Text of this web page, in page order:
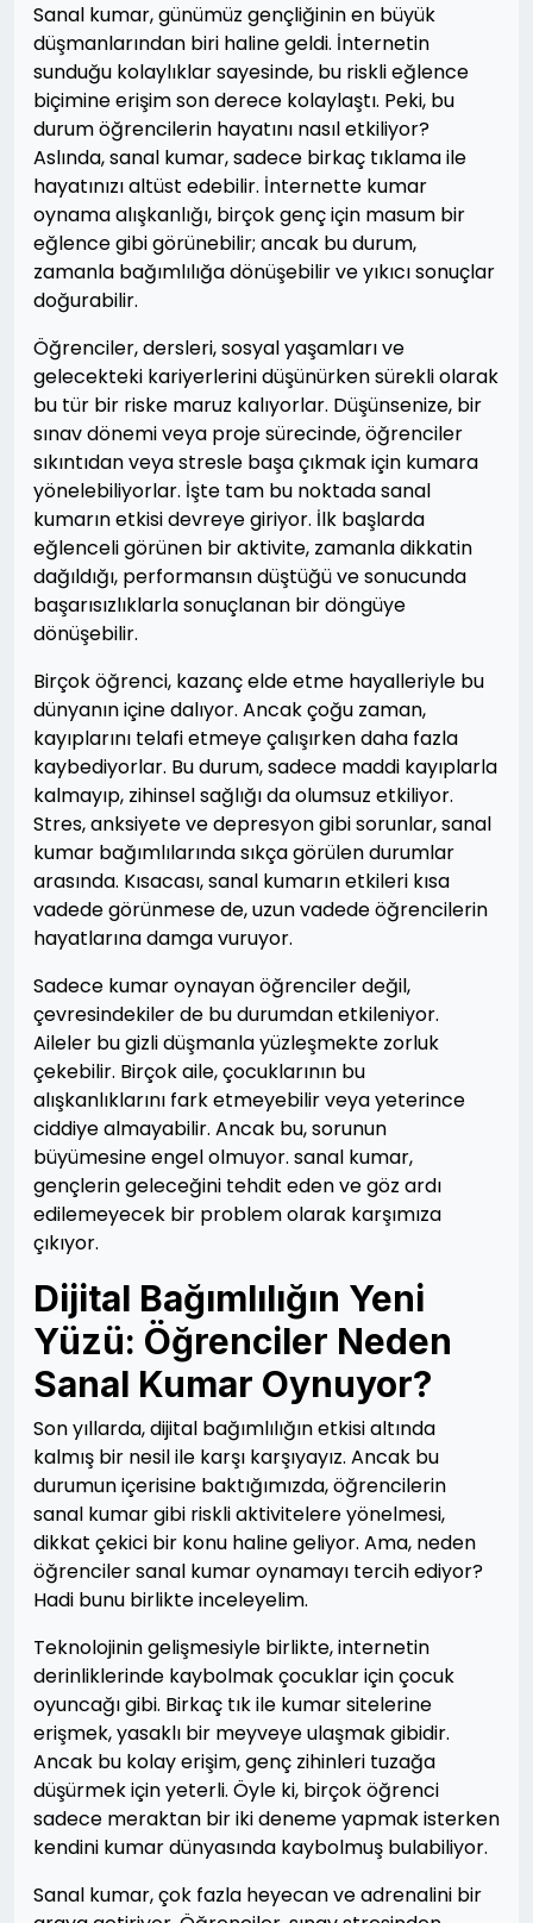
Sanal kumar, günümüz gençliğinin en büyük
düşmanlarından biri haline geldi. İnternetin
sunduğu kolaylıklar sayesinde, bu riskli eğlence
biçimine erişim son derece kolaylaştı. Peki, bu
durum öğrencilerin hayatını nasıl etkiliyor?
Aslında, sanal kumar, sadece birkaç tıklama ile
hayatınızı altüst edebilir. İnternette kumar
oynama alışkanlığı, birçok genç için masum bir
eğlence gibi görünebilir; ancak bu durum,
zamanla bağımlılığa dönüşebilir ve yıkıcı sonuçlar
doğurabilir.
Öğrenciler, dersleri, sosyal yaşamları ve
gelecekteki kariyerlerini düşünürken sürekli olarak
bu tür bir riske maruz kalıyorlar. Düşünsenize, bir
sınav dönemi veya proje sürecinde, öğrenciler
sıkıntıdan veya stresle başa çıkmak için kumara
yönelebiliyorlar. İşte tam bu noktada sanal
kumarın etkisi devreye giriyor. İlk başlarda
eğlenceli görünen bir aktivite, zamanla dikkatin
dağıldığı, performansın düştüğü ve sonucunda
başarısızlıklarla sonuçlanan bir döngüye
dönüşebilir.
Birçok öğrenci, kazanç elde etme hayalleriyle bu
dünyanın içine dalıyor. Ancak çoğu zaman,
kayıplarını telafi etmeye çalışırken daha fazla
kaybediyorlar. Bu durum, sadece maddi kayıplarla
kalmayıp, zihinsel sağlığı da olumsuz etkiliyor.
Stres, anksiyete ve depresyon gibi sorunlar, sanal
kumar bağımlılarında sıkça görülen durumlar
arasında. Kısacası, sanal kumarın etkileri kısa
vadede görünmese de, uzun vadede öğrencilerin
hayatlarına damga vuruyor.
Sadece kumar oynayan öğrenciler değil,
çevresindekiler de bu durumdan etkileniyor.
Aileler bu gizli düşmanla yüzleşmekte zorluk
çekebilir. Birçok aile, çocuklarının bu
alışkanlıklarını fark etmeyebilir veya yeterince
ciddiye almayabilir. Ancak bu, sorunun
büyümesine engel olmuyor. sanal kumar,
gençlerin geleceğini tehdit eden ve göz ardı
edilemeyecek bir problem olarak karşımıza
çıkıyor.
Dijital Bağımlılığın Yeni
Yüzü: Öğrenciler Neden
Sanal Kumar Oynuyor?
Son yıllarda, dijital bağımlılığın etkisi altında
kalmış bir nesil ile karşı karşıyayız. Ancak bu
durumun içerisine baktığımızda, öğrencilerin
sanal kumar gibi riskli aktivitelere yönelmesi,
dikkat çekici bir konu haline geliyor. Ama, neden
öğrenciler sanal kumar oynamayı tercih ediyor?
Hadi bunu birlikte inceleyelim.
Teknolojinin gelişmesiyle birlikte, internetin
derinliklerinde kaybolmak çocuklar için çocuk
oyuncağı gibi. Birkaç tık ile kumar sitelerine
erişmek, yasaklı bir meyveye ulaşmak gibidir.
Ancak bu kolay erişim, genç zihinleri tuzağa
düşürmek için yeterli. Öyle ki, birçok öğrenci
sadece meraktan bir iki deneme yapmak isterken
kendini kumar dünyasında kaybolmuş bulabiliyor.
Sanal kumar, çok fazla heyecan ve adrenalini bir